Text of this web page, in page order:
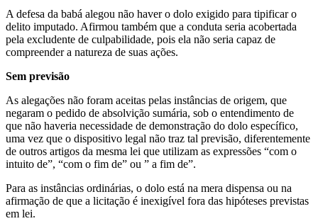
A defesa da babá alegou não haver o dolo exigido para tipificar o
delito imputado. Afirmou também que a conduta seria acobertada
pela excludente de culpabilidade, pois ela não seria capaz de
compreender a natureza de suas ações.
Sem previs​​​ão
As alegações não foram aceitas pelas instâncias de origem, que
negaram o pedido de absolvição sumária, sob o entendimento de
que não haveria necessidade de demonstração do dolo específico,
uma vez que o dispositivo legal não traz tal previsão, diferentemente
de outros artigos da mesma lei que utilizam as expressões “com o
intuito de”, “com o fim de” ou ” a fim de”.
Para as instâncias ordinárias, o dolo está na mera dispensa ou na
afirmação de que a licitação é inexigível fora das hipóteses previstas
em lei.